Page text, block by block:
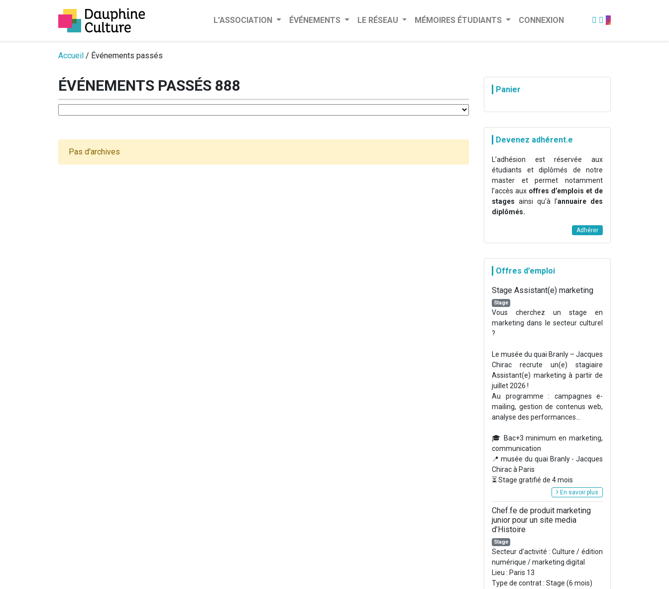
Passer au contenu
L’ASSOCIATION ÉVÉNEMENTS LE RÉSEAU MÉMOIRES ÉTUDIANTS CONNEXION
Accueil / Événements passés
ÉVÉNEMENTS PASSÉS 888
Pas d'archives
Panier
Devenez adhérent.e
L’adhésion est réservée aux
étudiants et diplômés de notre
master et permet notamment
l’accès aux offres d’emplois et de
stages ainsi qu'à l’annuaire des
diplômés.
Adhérer
Offres d’emploi
Stage Assistant(e) marketing
Stage
Vous cherchez un stage en
marketing dans le secteur culturel
?
Le musée du quai Branly – Jacques
Chirac recrute un(e) stagiaire
Assistant(e) marketing à partir de
juillet 2026 !
Au programme : campagnes e-
mailing, gestion de contenus web,
analyse des performances...
🎓 Bac+3 minimum en marketing,
communication
📍 musée du quai Branly - Jacques
Chirac à Paris
⏳ Stage gratifié de 4 mois
En savoir plus
Chef.fe de produit marketing
junior pour un site media
d’Histoire
Stage
Secteur d’activité : Culture / édition
numérique / marketing digital
Lieu : Paris 13
Type de contrat : Stage (6 mois)